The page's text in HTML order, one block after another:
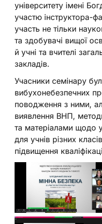
університету імені
участю інструктора-
участь не тільки
та здобувачі вищої
й учні та вчителі
закладів.
Учасники семінару
вибухонебезпечних
поводження з ними,
виявлення ВНП,
та матеріалами щодо
для учнів різних
підвищення